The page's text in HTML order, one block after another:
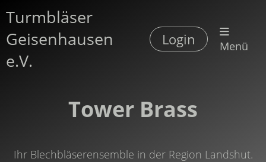
Turmbläser
Geisenhausen
e.V.
Login Menü
Tower Brass
Ihr Blechbläserensemble in der Region Landshut.